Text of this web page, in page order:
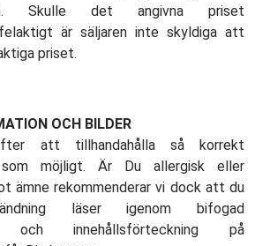
Skulle det angivna priset
är säljaren inte skyldiga att
priset.
OCH BILDER
att tillhandahålla så korrekt
som möjligt. Är Du allergisk eller
ämne rekommenderar vi dock att du
läser igenom bifogad
och innehållsförteckning på